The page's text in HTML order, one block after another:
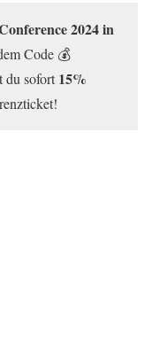
2024 in
Code 💰
du sofort 15%